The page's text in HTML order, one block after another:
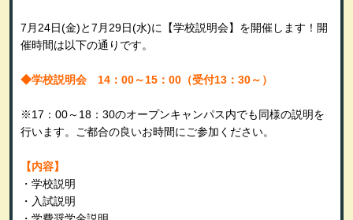
7月24日(金)と7月29日(水)に【学校説明会】を開催します！開
催時間は以下の通りです。
◆学校説明会 14：00～15：00（受付13：30～）
※17：00～18：30のオープンキャンパス内でも同様の説明を
行います。ご都合の良いお時間にご参加ください。
【内容】
・学校説明
・入試説明